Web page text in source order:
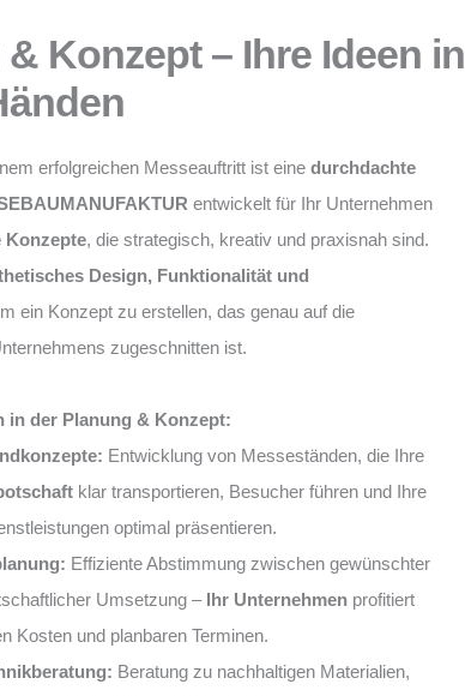
Konzept – Ihre Ideen in
erfolgreichen Messeauftritt ist eine durchdachte
entwickelt für Ihr Unternehmen
Konzepte, die strategisch, kreativ und praxisnah sind.
Design, Funktionalität und
ein Konzept zu erstellen, das genau auf die
zugeschnitten ist.
in der Planung & Konzept:
Entwicklung von Messeständen, die Ihre
klar transportieren, Besucher führen und Ihre
optimal präsentieren.
Effiziente Abstimmung zwischen gewünschter
Umsetzung – Ihr Unternehmen profitiert
Kosten und planbaren Terminen.
Beratung zu nachhaltigen Materialien,